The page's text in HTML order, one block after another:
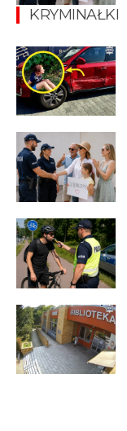
KRYMINAŁKI